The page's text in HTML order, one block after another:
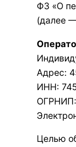
ФЗ «О
(далее
Адрес:
ИНН:
ОГРНИП:
Целью